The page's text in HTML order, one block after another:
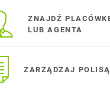
ZNAJDŹ
LUB AGENTA
ZARZĄDZAJ POLISĄ